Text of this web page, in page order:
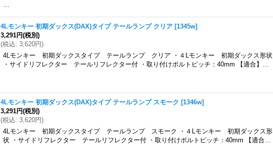
…
4Lモンキー 初期ダックス(DAX)タイプ テールランプ クリア [1345w]
3,291円(税別)
(税込: 3,620円)
4Lモンキー 初期ダックスタイプ テールランプ クリア ・４Lモンキー 初期ダックス形状
・サイドリフレクター テールリフレクター付 ・取り付けボルトピッチ：40mm 【適合】…
4Lモンキー 初期ダックス(DAX)タイプ テールランプ スモーク [1346w]
3,291円(税別)
(税込: 3,620円)
4Lモンキー 初期ダックスタイプ テールランプ スモーク ・４Lモンキー 初期ダックス形
状 ・サイドリフレクター テールリフレクター付 ・取り付けボルトピッチ：40mm 【適合…